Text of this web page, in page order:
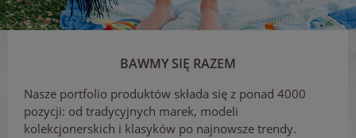
BAWMY SIĘ RAZEM
Nasze portfolio produktów składa się z ponad 4000
pozycji: od tradycyjnych marek, modeli
kolekcjonerskich i klasyków po najnowsze trendy.